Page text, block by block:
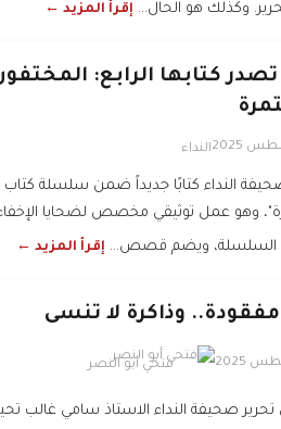
وكذلك هو الحال... إقرأ المزيد ←
تصدر كتابها الرابع:
النداء
النداء كتابًا جديداً ضمن سلسلة كتاب
وهو عمل توثيقي مخصص لضحايا
السلسلة، ويضم قصص... إقرأ المزيد ←
مفقودة.. وذاكرة لا تنسى
فتحي أبو النصر
صحيفة النداء الاستاذ سامي غالب